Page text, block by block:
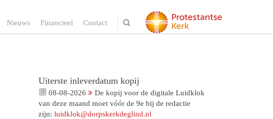
Nieuws Financieel Contact
Uiterste inleverdatum kopij
08-08-2026
De kopij voor de digitale Luidklok
van deze maand moet vóór de 9e bij de redactie
zijn:luidklok@dorpskerkdeglind.nl